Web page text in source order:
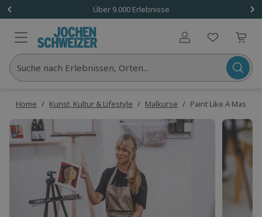
Über 9.000 Erlebnisse
Benutzerkonto
Suche nach Erlebnissen, Orten...
Home / Kunst, Kultur & Lifestyle / Malkurse / Paint Like A Master